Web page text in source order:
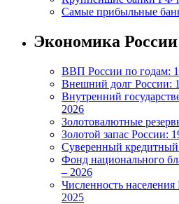
Самые прибыльные
Экономика России
ВВП России по годам:
Внешний долг России:
Внутренний
2026
Золотовалютные
Золотой запас России:
Суверенный кредитный
Фонд национального
– 2026
Численность
2025